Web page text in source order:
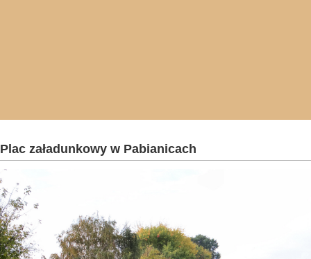
Plac załadunkowy w Pabianicach